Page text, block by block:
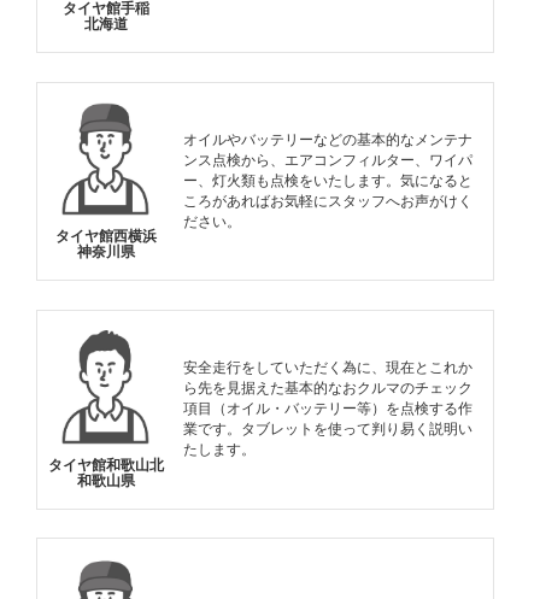
タイヤ館手稲
北海道
タイヤ館西横浜
神奈川県
オイルやバッテリーなどの基本的なメンテナ
ンス点検から、エアコンフィルター、ワイパ
ー、灯火類も点検をいたします。気になると
ころがあればお気軽にスタッフへお声がけく
ださい。
タイヤ館和歌山北
和歌山県
安全走行をしていただく為に、現在とこれか
ら先を見据えた基本的なおクルマのチェック
項目（オイル・バッテリー等）を点検する作
業です。タブレットを使って判り易く説明い
たします。